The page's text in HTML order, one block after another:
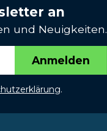
an
und Neuigkeiten.
Anmelden
.